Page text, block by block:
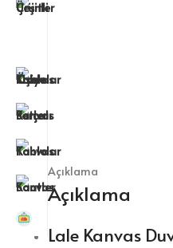
Açıklama
Açıklama
Lale Kanvas